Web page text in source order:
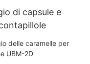
di capsule e